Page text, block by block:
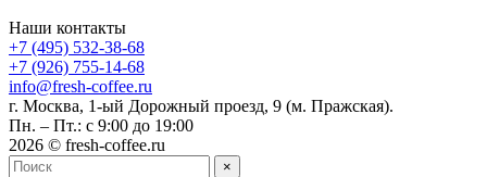
Наши контакты
+7 (495) 532-38-68
+7 (926) 755-14-68
info@fresh-coffee.ru
г. Москва, 1-ый Дорожный проезд, 9 (м. Пражская).
Пн. – Пт.: с 9:00 до 19:00
2026 © fresh-coffee.ru
×